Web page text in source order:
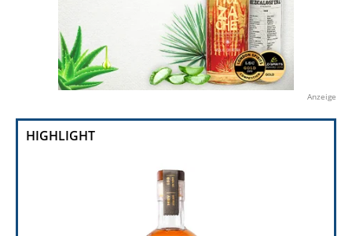
Anzeige
HIGHLIGHT